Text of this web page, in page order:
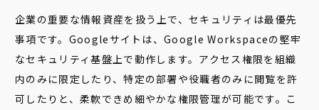
企業の重要な情報資産を扱う上で、セキュリティは最優先
事項です。Googleサイトは、Google Workspaceの堅牢
なセキュリティ基盤上で動作します。アクセス権限を組織
内のみに限定したり、特定の部署や役職者のみに閲覧を許
可したりと、柔軟できめ細やかな権限管理が可能です。こ